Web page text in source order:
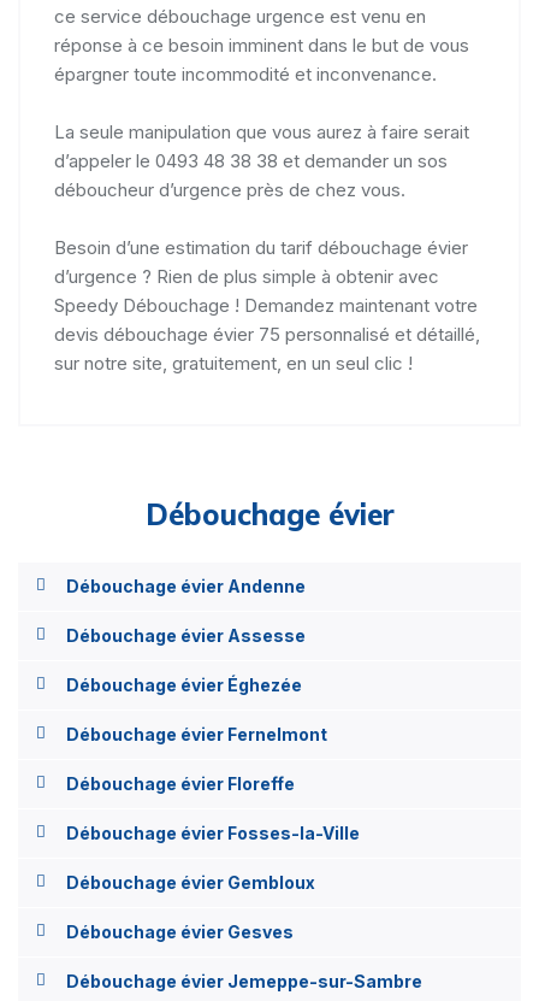
ce service débouchage urgence est venu en
réponse à ce besoin imminent dans le but de vous
épargner toute incommodité et inconvenance.
La seule manipulation que vous aurez à faire serait
d’appeler le 0493 48 38 38 et demander un sos
déboucheur d’urgence près de chez vous.
Besoin d’une estimation du tarif débouchage évier
d’urgence ? Rien de plus simple à obtenir avec
Speedy Débouchage ! Demandez maintenant votre
devis débouchage évier 75 personnalisé et détaillé,
sur notre site, gratuitement, en un seul clic !
Débouchage évier
Débouchage évier Andenne
Débouchage évier Assesse
Débouchage évier Éghezée
Débouchage évier Fernelmont
Débouchage évier Floreffe
Débouchage évier Fosses-la-Ville
Débouchage évier Gembloux
Débouchage évier Gesves
Débouchage évier Jemeppe-sur-Sambre